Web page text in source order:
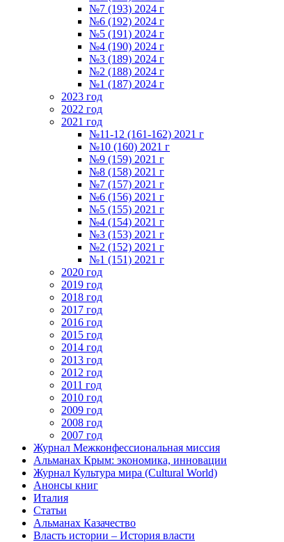
№7 (193) 2024 г
№6 (192) 2024 г
№5 (191) 2024 г
№4 (190) 2024 г
№3 (189) 2024 г
№2 (188) 2024 г
№1 (187) 2024 г
2023 год
2022 год
2021 год
№11-12 (161-162) 2021 г
№10 (160) 2021 г
№9 (159) 2021 г
№8 (158) 2021 г
№7 (157) 2021 г
№6 (156) 2021 г
№5 (155) 2021 г
№4 (154) 2021 г
№3 (153) 2021 г
№2 (152) 2021 г
№1 (151) 2021 г
2020 год
2019 год
2018 год
2017 год
2016 год
2015 год
2014 год
2013 год
2012 год
2011 год
2010 год
2009 год
2008 год
2007 год
Журнал Межконфессиональная миссия
Альманах Крым: экономика, инновации
Журнал Культура мира (Cultural World)
Анонсы книг
Италия
Статьи
Альманах Казачество
Власть истории – История власти